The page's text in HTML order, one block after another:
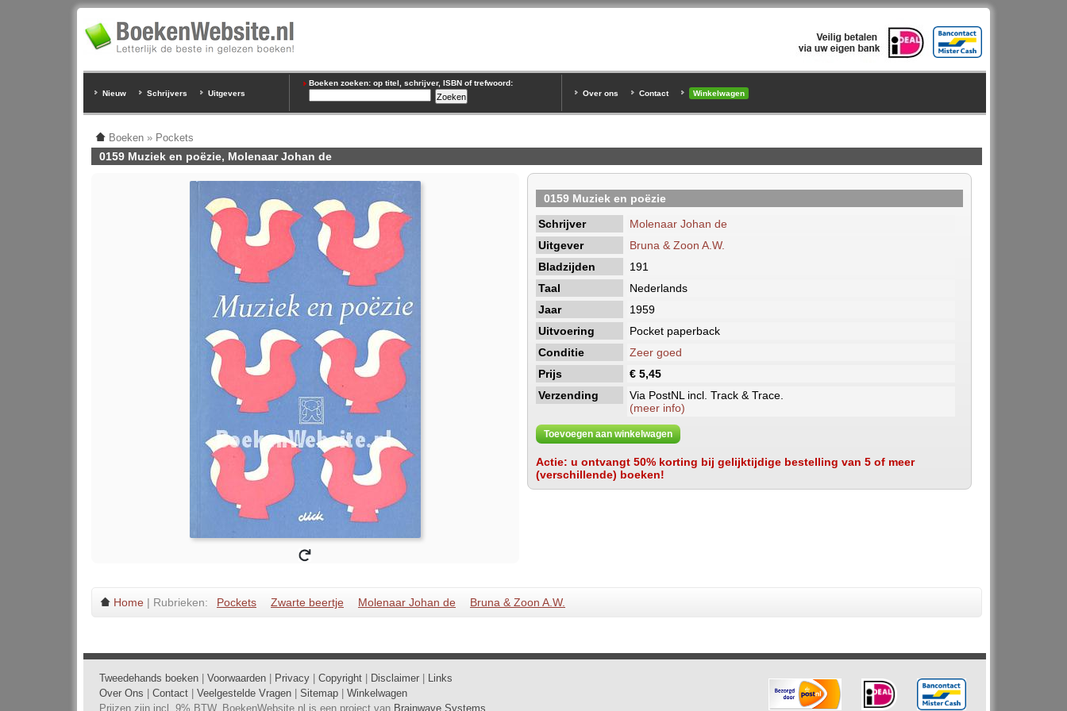
Nieuw Schrijvers Uitgevers
Boeken zoeken: op titel, schrijver, ISBN of trefwoord:
Over ons
Contact Winkelwagen
Boeken » Pockets
0159 Muziek en poëzie, Molenaar Johan de
0159 Muziek en poëzie
Schrijver
Molenaar Johan de
Uitgever
Bruna & Zoon A.W.
Bladzijden
191
Taal
Nederlands
Jaar
1959
Uitvoering
Pocket paperback
Conditie
Zeer goed
Prijs
€ 5,45
Verzending
Via PostNL incl. Track & Trace.
(meer info)
Toevoegen aan winkelwagen
Actie: u ontvangt 50% korting bij gelijktijdige bestelling van 5 of meer
(verschillende) boeken!
Home | Rubrieken: Pockets Zwarte beertje Molenaar Johan de Bruna & Zoon A.W.
Tweedehands boeken Voorwaarden Privacy Copyright Disclaimer
Links
Over Ons
Contact Veelgestelde Vragen Sitemap
Winkelwagen
Prijzen zijn incl. 9% BTW. BoekenWebsite.nl is een project van Brainwave Systems